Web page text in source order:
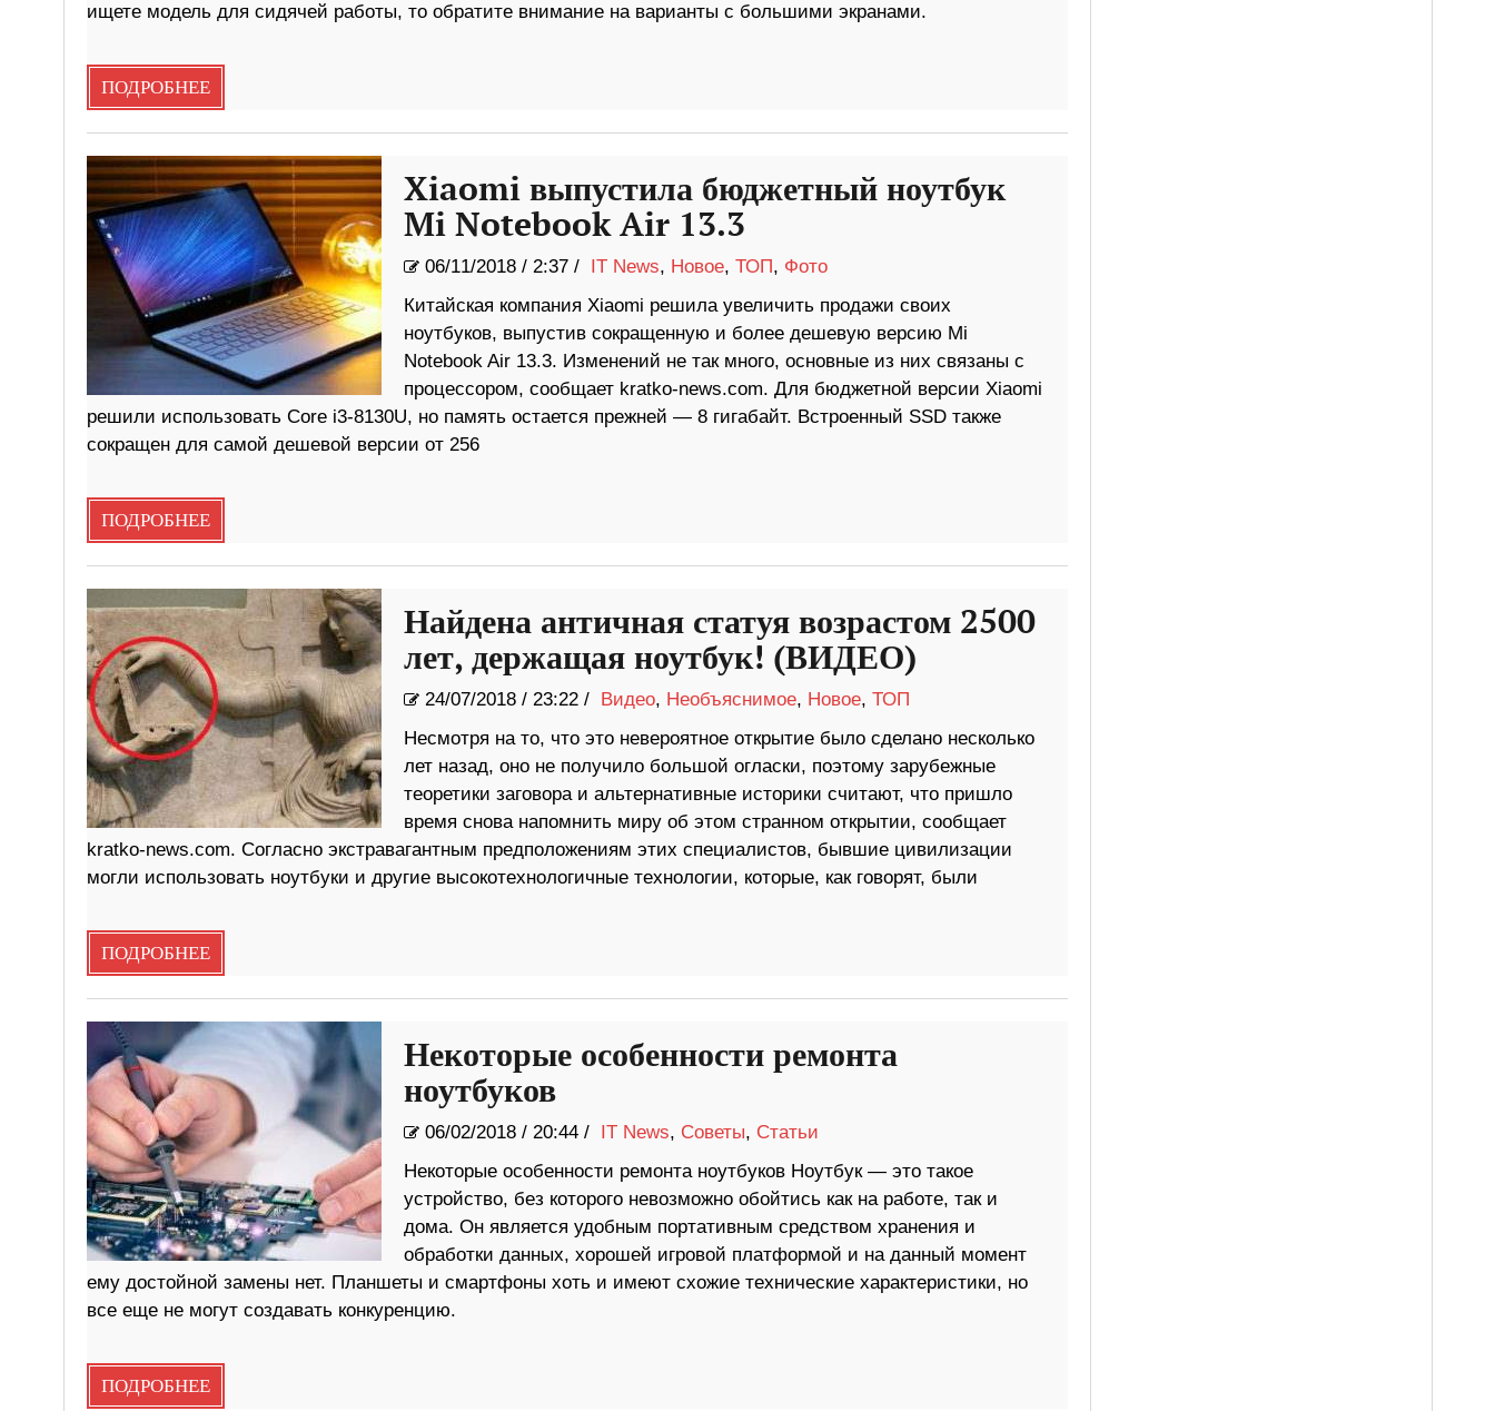
ищете модель для сидячей работы, то обратите внимание на варианты с большими экранами.
ПОДРОБНЕЕ
Xiaomi выпустила бюджетный ноутбук
Mi Notebook Air 13.3
06/11/2018/ 2:37 / IT News, Новое, ТОП, Фото
Китайская компания Xiaomi решила увеличить продажи своих
ноутбуков, выпустив сокращенную и более дешевую версию Mi
Notebook Air 13.3. Изменений не так много, основные из них связаны с
процессором, сообщает kratko-news.com. Для бюджетной версии Xiaomi
решили использовать Core i3-8130U, но память остается прежней — 8 гигабайт. Встроенный SSD также
сокращен для самой дешевой версии от 256
ПОДРОБНЕЕ
Найдена античная статуя возрастом 2500
лет, держащая ноутбук! (ВИДЕО)
24/07/2018/ 23:22 / Видео, Необъяснимое, Новое, ТОП
Несмотря на то, что это невероятное открытие было сделано несколько
лет назад, оно не получило большой огласки, поэтому зарубежные
теоретики заговора и альтернативные историки считают, что пришло
время снова напомнить миру об этом странном открытии, сообщает
kratko-news.com. Согласно экстравагантным предположениям этих специалистов, бывшие цивилизации
могли использовать ноутбуки и другие высокотехнологичные технологии, которые, как говорят, были
ПОДРОБНЕЕ
Некоторые особенности ремонта
ноутбуков
06/02/2018/ 20:44 / IT News, Советы, Статьи
Некоторые особенности ремонта ноутбуков Ноутбук — это такое
устройство, без которого невозможно обойтись как на работе, так и
дома. Он является удобным портативным средством хранения и
обработки данных, хорошей игровой платформой и на данный момент
ему достойной замены нет. Планшеты и смартфоны хоть и имеют схожие технические характеристики, но
все еще не могут создавать конкуренцию.
ПОДРОБНЕЕ